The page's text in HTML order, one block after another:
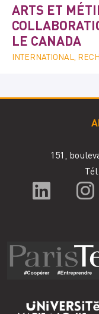
ARTS ET
LE CANADA
INTERNATIONAL,
151,